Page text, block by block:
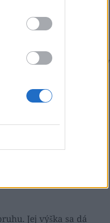
nice to have
a pokojne by
Jej výška sa dá